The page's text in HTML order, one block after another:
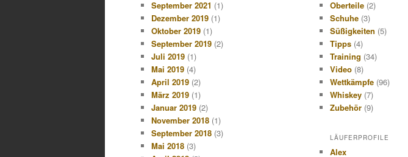
September 2021 (1)
Dezember 2019 (1)
Oktober 2019 (1)
September 2019 (2)
Juli 2019 (1)
Mai 2019 (4)
April 2019 (2)
März 2019 (1)
Januar 2019 (2)
November 2018 (1)
September 2018 (3)
Mai 2018 (3)
Oberteile(2)
Schuhe(3)
Süßigkeiten (5)
Tipps(4)
Training (34)
Video(8)
Wettkämpfe(96)
Whiskey(7)
Zubehör(9)
LÄUFERPROFILE
Alex